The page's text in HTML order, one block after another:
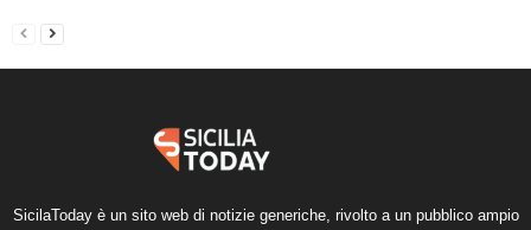
SicilaToday è un sito web di notizie generiche, rivolto a un pubblico ampio